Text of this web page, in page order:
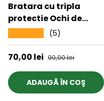
Bratara cu tripla
protectie Ochi de
tigru, onix negru mat
si roca vulcanica -
Margele de 8 mm,
pentru barbati si
femei, aduce noroc,
(5)
Preț de vânzare
70,00 lei Preț obișnuit
90,00 lei
ADAUGĂ ÎN COŞ